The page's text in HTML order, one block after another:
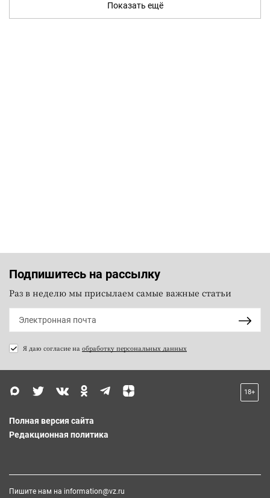
Показать ещё
Подпишитесь на рассылку
Раз в неделю мы присылаем самые важные статьи
Я даю согласие на обработку персональных данных
18+
Полная версия сайта
Редакционная политика
Пишите нам на information@vz.ru